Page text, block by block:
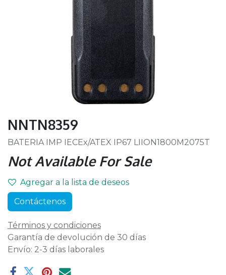
NNTN8359
BATERIA IMP IECEx/ATEX IP67 LIION1800M2075T
Not Available For Sale
Agregar a la lista de deseos
Contáctenos
Términos y condiciones
Garantía de devolución de 30 días
Envío: 2-3 días laborales